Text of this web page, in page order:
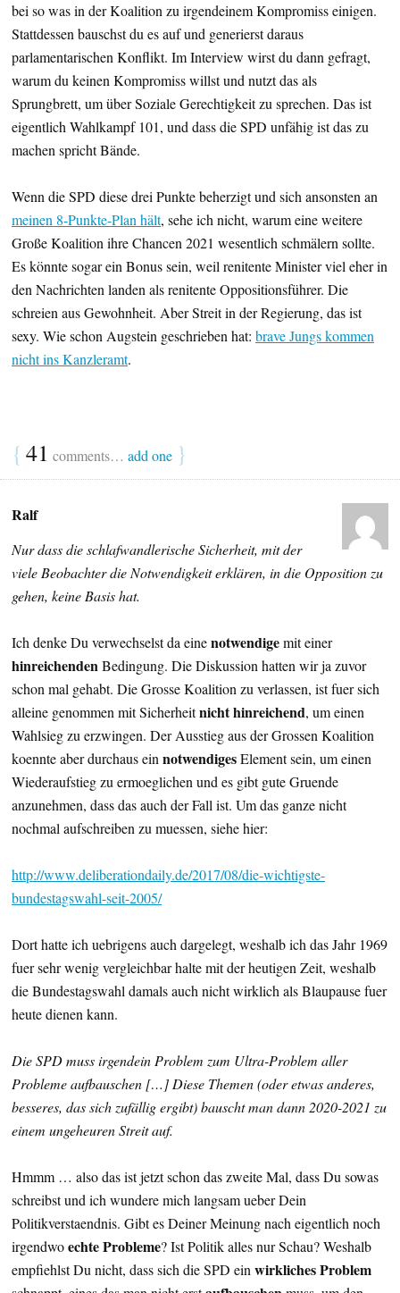
bei so was in der Koalition zu irgendeinem Kompromiss einigen.
Stattdessen bauschst du es auf und generierst daraus
parlamentarischen Konflikt. Im Interview wirst du dann gefragt,
warum du keinen Kompromiss willst und nutzt das als
Sprungbrett, um über Soziale Gerechtigkeit zu sprechen. Das ist
eigentlich Wahlkampf 101, und dass die SPD unfähig ist das zu
machen spricht Bände.
Wenn die SPD diese drei Punkte beherzigt und sich ansonsten an
meinen 8-Punkte-Plan hält, sehe ich nicht, warum eine weitere
Große Koalition ihre Chancen 2021 wesentlich schmälern sollte.
Es könnte sogar ein Bonus sein, weil renitente Minister viel eher in
den Nachrichten landen als renitente Oppositionsführer. Die
schreien aus Gewohnheit. Aber Streit in der Regierung, das ist
sexy. Wie schon Augstein geschrieben hat: brave Jungs kommen
nicht ins Kanzleramt.
{ 41 comments… add one }
Ralf
Nur dass die schlafwandlerische Sicherheit, mit der
viele Beobachter die Notwendigkeit erklären, in die Opposition zu
gehen, keine Basis hat.
Ich denke Du verwechselst da einenotwendigemit einer
hinreichendenBedingung. Die Diskussion hatten wir ja zuvor
schon mal gehabt. Die Grosse Koalition zu verlassen, ist fuer sich
alleine genommen mit Sicherheitnicht hinreichend, um einen
Wahlsieg zu erzwingen. Der Ausstieg aus der Grossen Koalition
koennte aber durchaus ein notwendigesElement sein, um einen
Wiederaufstieg zu ermoeglichen und es gibt gute Gruende
anzunehmen, dass das auch der Fall ist. Um das ganze nicht
nochmal aufschreiben zu muessen, siehe hier:
http://www.deliberationdaily.de/2017/08/die-wichtigste-
bundestagswahl-seit-2005/
Dort hatte ich uebrigens auch dargelegt, weshalb ich das Jahr 1969
fuer sehr wenig vergleichbar halte mit der heutigen Zeit, weshalb
die Bundestagswahl damals auch nicht wirklich als Blaupause fuer
heute dienen kann.
Die SPD muss irgendein Problem zum Ultra-Problem aller
Probleme aufbauschen […] Diese Themen (oder etwas anderes,
besseres, das sich zufällig ergibt) bauscht man dann 2020-2021 zu
einem ungeheuren Streit auf.
Hmmm … also das ist jetzt schon das zweite Mal, dass Du sowas
schreibst und ich wundere mich langsam ueber Dein
Politikverstaendnis. Gibt es Deiner Meinung nach eigentlich noch
irgendwoechte Probleme? Ist Politik alles nur Schau? Weshalb
empfiehlst Du nicht, dass sich die SPD ein wirkliches Problem